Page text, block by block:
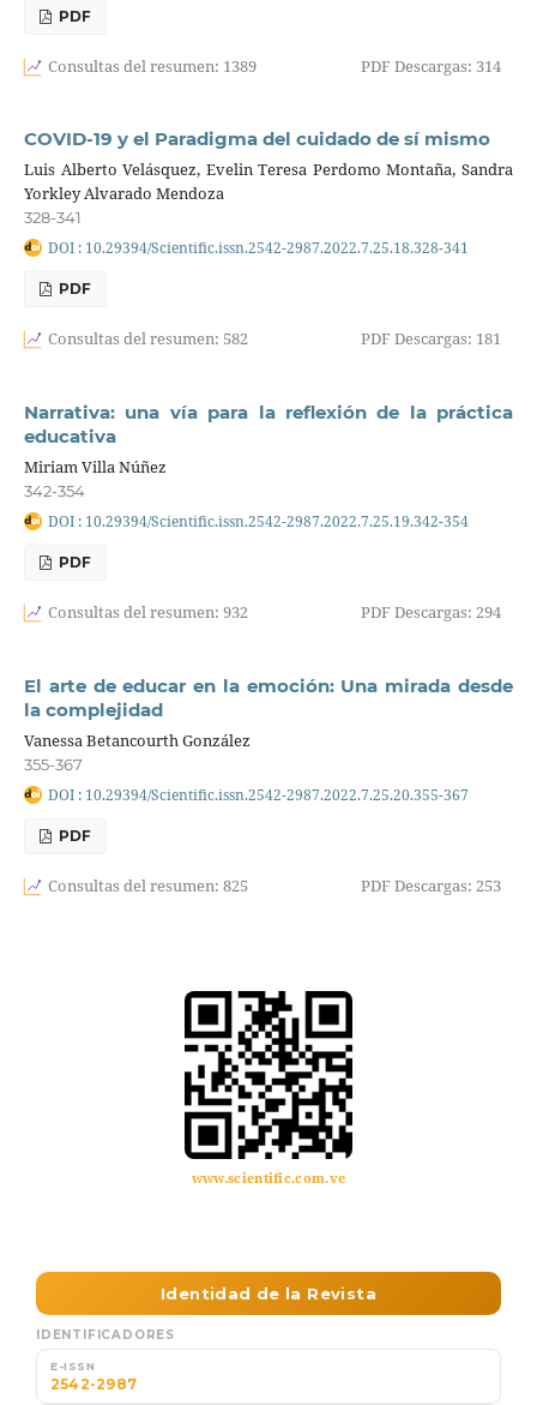
PDF
Consultas del resumen: 1389 PDF Descargas: 314
COVID-19 y el Paradigma del cuidado de sí mismo
Luis Alberto Velásquez, Evelin Teresa Perdomo Montaña, Sandra
Yorkley Alvarado Mendoza
328-341
DOI : 10.29394/Scientific.issn.2542-2987.2022.7.25.18.328-341
PDF
Consultas del resumen: 582 PDF Descargas: 181
Narrativa: una vía para la reflexión de la práctica
educativa
Miriam Villa Núñez
342-354
DOI : 10.29394/Scientific.issn.2542-2987.2022.7.25.19.342-354
PDF
Consultas del resumen: 932 PDF Descargas: 294
El arte de educar en la emoción: Una mirada desde
la complejidad
Vanessa Betancourth González
355-367
DOI : 10.29394/Scientific.issn.2542-2987.2022.7.25.20.355-367
PDF
Consultas del resumen: 825 PDF Descargas: 253
www.scientific.com.ve